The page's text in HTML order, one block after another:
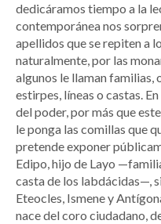
dedicáramos tiempo a la
contemporánea nos
apellidos que se repiten a
naturalmente, por las
algunos le llaman familias,
estirpes, líneas o castas.
del poder, por más que
le ponga las comillas que
pretende exponer
Edipo, hijo de Layo
casta de los labdácidas—,
Eteocles, Ismene y
nace del coro ciudadano,